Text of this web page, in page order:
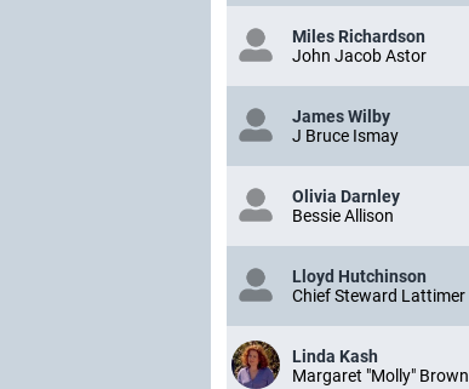
Miles Richardson
John Jacob Astor
James Wilby
J Bruce Ismay
Olivia Darnley
Bessie Allison
Lloyd Hutchinson
Chief Steward Lattimer
Linda Kash
Margaret "Molly" Brown